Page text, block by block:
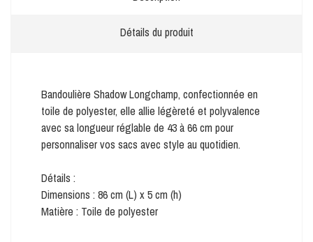
Détails du produit
Bandoulière Shadow Longchamp, confectionnée en
toile de polyester, elle allie légèreté et polyvalence
avec sa longueur réglable de 43 à 66 cm pour
personnaliser vos sacs avec style au quotidien.
Détails :
Dimensions : 86 cm (L) x 5 cm (h)
Matière : Toile de polyester